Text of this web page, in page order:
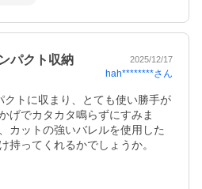
パクト収納 2025/12/17
hah********さん
クトに収まり、とても使い勝手が
げでカタカタ鳴らずにすみま
カットの強いバレルを使用した
持ってくれるかでしょうか。